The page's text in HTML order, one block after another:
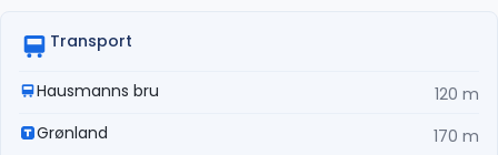
Transport
Hausmanns bru
120 m
Grønland
170 m